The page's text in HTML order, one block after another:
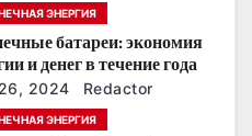
годы
ЭНЕРГИЯ
батареи: экономия
и денег в течение года
2024 Redactor
ЭНЕРГИЯ